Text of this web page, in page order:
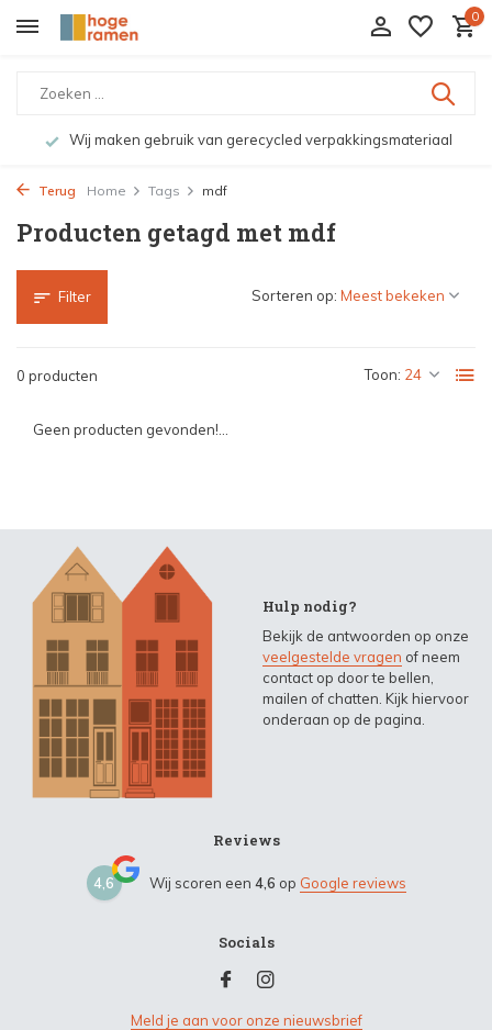
0
Wij maken gebruik van gerecycled verpakkingsmateriaal
Terug Home Tags mdf
Producten getagd met mdf
Filter
0 producten Toon:
Sorteren op:
Geen producten gevonden!...
Hulp nodig?
Bekijk de antwoorden op onze
veelgestelde vragen of neem
contact op door te bellen,
mailen of chatten. Kijk hiervoor
onderaan op de pagina.
Reviews
4,6 Wij scoren een 4,6 op Google reviews
Socials
Meld je aan voor onze nieuwsbrief